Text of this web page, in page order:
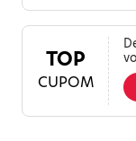
TOP
CUPOM